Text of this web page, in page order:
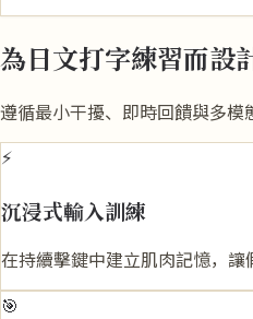
為日文打字練習而設
遵循最小干擾、即時回饋與多模
⚡
沉浸式輸入訓練
在持續擊鍵中建立肌肉記憶，讓
🎯